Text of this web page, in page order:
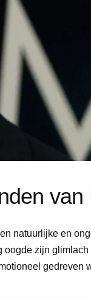
natuurlijke en
zijn glimlach
gedreven